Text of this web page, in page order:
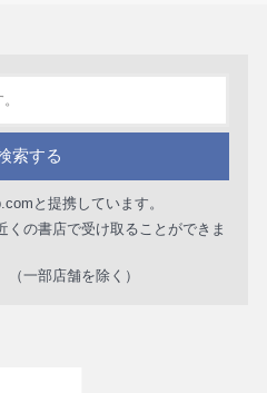
索する
と提携しています。
の書店で受け取ることができま
一部店舗を除く）